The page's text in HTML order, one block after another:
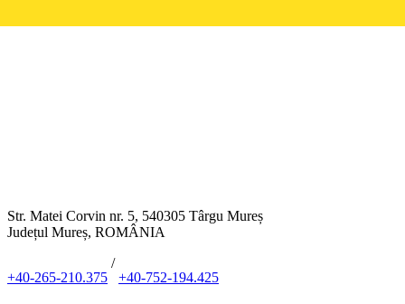
Str. Matei Corvin nr. 5, 540305 Târgu Mureș
Județul Mureș, ROMÂNIA
+40-265-210.375
/
+40-752-194.425